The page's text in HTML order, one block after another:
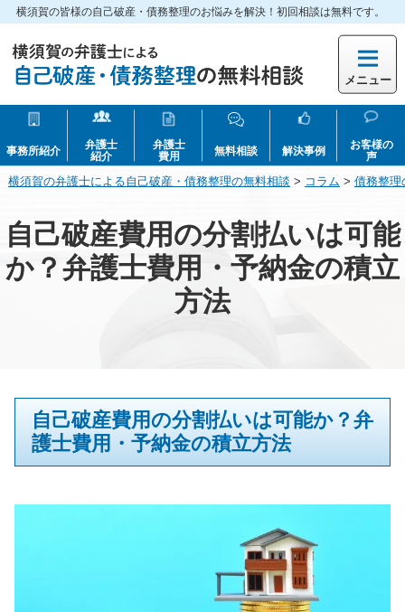
横須賀の皆様の自己破産・債務整理のお悩みを解決！初回相談は無料です。
メニュー
事務所紹介
弁護士
紹介
弁護士
費用
無料相談 解決事例
お客様の
声
横須賀の弁護士による自己破産・債務整理の無料相談 > コラム > 債務整理
自己破産費用の分割払いは可能
か？弁護士費用・予納金の積立
方法
自己破産費用の分割払いは可能か？弁
護士費用・予納金の積立方法